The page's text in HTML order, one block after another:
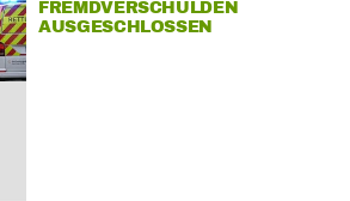
FREMDVERSCHULDEN
AUSGESCHLOSSEN